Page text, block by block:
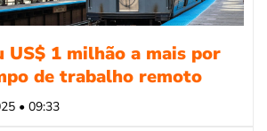
US$ 1 milhão a mais por
de trabalho remoto
• 09:33